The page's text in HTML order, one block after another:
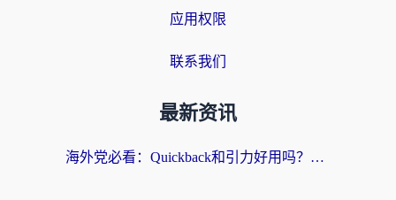
应用权限
联系我们
最新资讯
海外党必看：Quickback和引力好用吗？3分钟搞懂回国加速器怎么选